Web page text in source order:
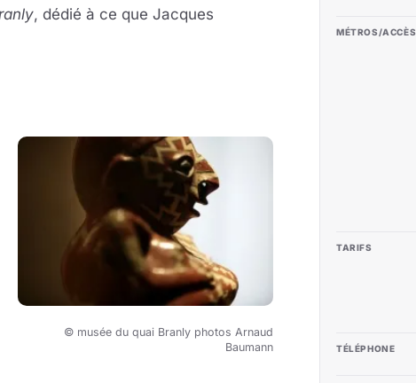
, dédié à ce que Jacques
© musée du quai Branly photos Arnaud
Baumann
MÉTROS/ACCÈS
TARIFS
TÉLÉPHONE